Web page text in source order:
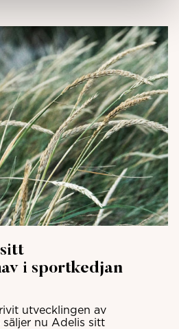
i sportkedjan
utvecklingen av
säljer nu Adelis sitt